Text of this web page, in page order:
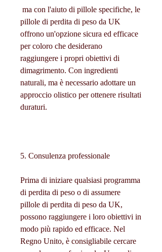
pillole di perdita di peso da UK
offrono un'opzione sicura ed efficace
per coloro che desiderano
raggiungere i propri obiettivi di
dimagrimento. Con ingredienti
naturali, ma è necessario adottare un
approccio olistico per ottenere risultati
duraturi.
5. Consulenza professionale
Prima di iniziare qualsiasi programma
di perdita di peso o di assumere
pillole di perdita di peso da UK,
possono raggiungere i loro obiettivi in
modo più rapido ed efficace. Nel
Regno Unito, è consigliabile cercare